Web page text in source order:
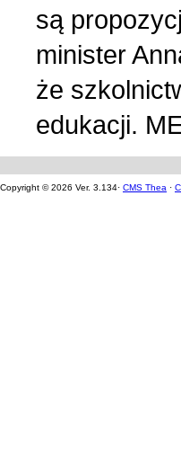
są
minister
że
edukacji.
Copyright © 2026 Ver. 3.134· CMS Thea ·